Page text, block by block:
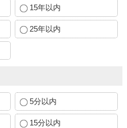
15年以内
25年以内
5分以内
15分以内